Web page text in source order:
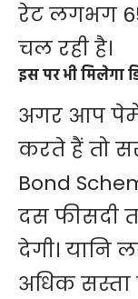
रेट लगभग
चल रही है।
इस पर भी मिलेगा
अगर आप
करते हैं तो
Bond
दस फीसदी
देगी।
अधिक सस्ता